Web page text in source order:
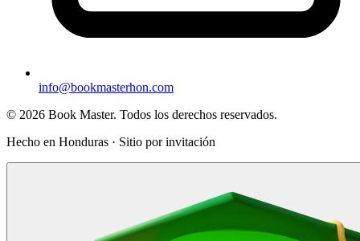
info@bookmasterhon.com
© 2026 Book Master. Todos los derechos reservados.
Hecho en Honduras · Sitio por invitación